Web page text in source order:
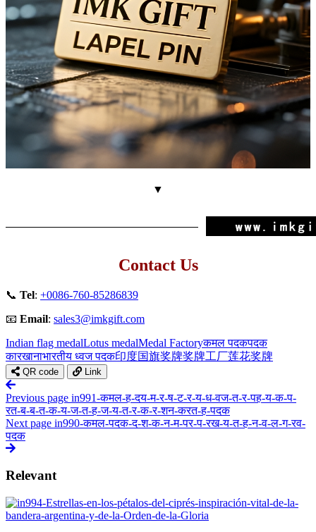
▼
Contact Us
📞 Tel: +0086-760-85286839
📧 Email: sales3@imkgift.com
Indian flag medalLotus medalMedal Factoryकमल पदकपदक
कारखानाभारतीय ध्वज पदक印度国旗奖牌奖牌工厂莲花奖牌
QR code Link
Previous page in991-कमल-ह-दय-म-र-ष-ट-र-य-ध-वज-त-र-पह-य-क-प-
रत-ब-ब-त-क-य-ज-त-ह-ज-य-त-र-क-र-शन-करत-ह-पदक
Next page in990-कमल-पदक-द-श-क-न-म-पर-प-रख-य-त-ह-न-व-ल-ग-रव-
पदक
Relevant